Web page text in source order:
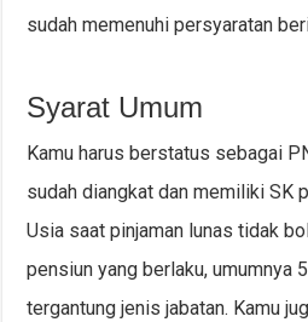
sudah memenuhi persyaratan
Syarat Umum
Kamu harus berstatus sebagai
sudah diangkat dan memiliki SK
Usia saat pinjaman lunas tidak
pensiun yang berlaku, umumnya
tergantung jenis jabatan. Kamu